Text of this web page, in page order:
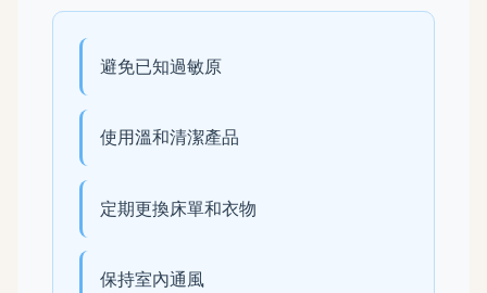
避免已知過敏原
使用溫和清潔產品
定期更換床單和衣物
保持室內通風